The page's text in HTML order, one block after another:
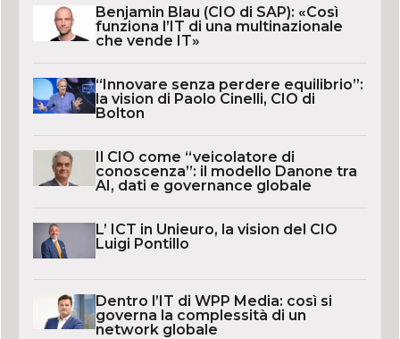
Benjamin Blau (CIO di SAP): «Così
funziona l’IT di una multinazionale
che vende IT»
“Innovare senza perdere equilibrio”:
la vision di Paolo Cinelli, CIO di
Bolton
Il CIO come “veicolatore di
conoscenza”: il modello Danone tra
AI, dati e governance globale
L’ ICT in Unieuro, la vision del CIO
Luigi Pontillo
Dentro l’IT di WPP Media: così si
governa la complessità di un
network globale